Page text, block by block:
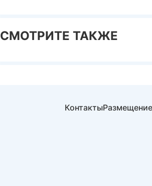
СМОТРИТЕ ТАКЖЕ
Контакты